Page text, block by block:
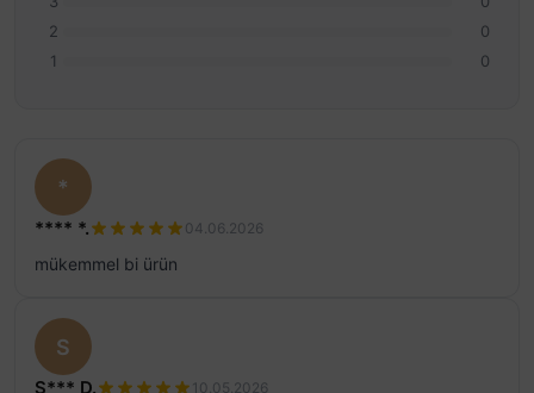
2
0
1
0
*
**** *. 04.06.2026
mükemmel bi ürün
S
S*** D. 10.05.2026